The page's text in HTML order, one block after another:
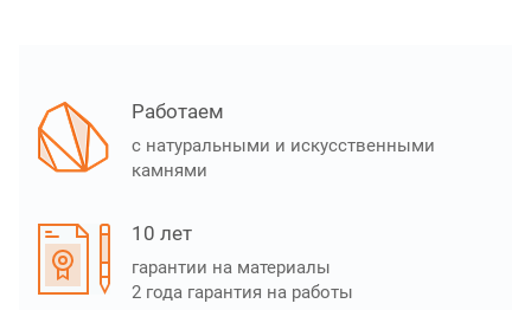
Работаем
с натуральными и искусственными
камнями
10 лет
гарантии на материалы
2 года гарантия на работы